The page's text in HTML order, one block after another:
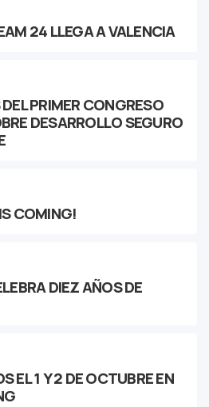
24 LLEGA A VALENCIA
PRIMER CONGRESO
DESARROLLO SEGURO
COMING!
DIEZ AÑOS DE
EL 1 Y 2 DE OCTUBRE EN